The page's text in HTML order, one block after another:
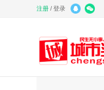
注册 /登录